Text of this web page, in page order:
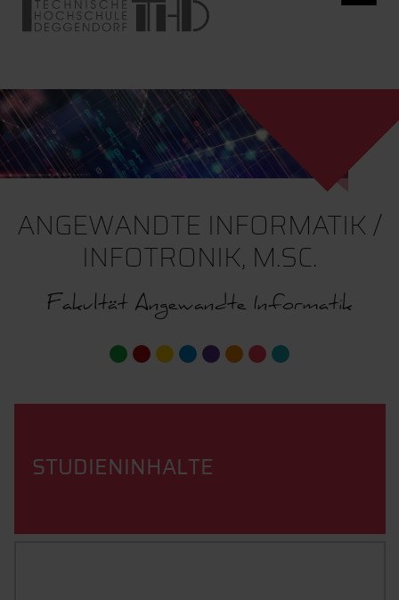
ANGEWANDTE INFORMATIK /
INFOTRONIK, M.SC.
Fakultät Angewandte Informatik
STUDIENINHALTE